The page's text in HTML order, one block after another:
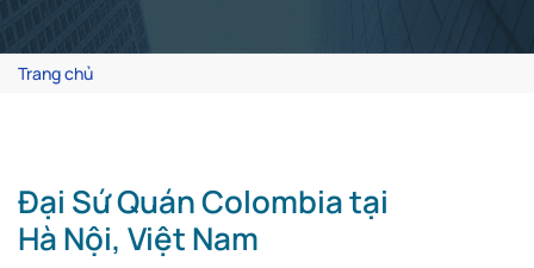
Trang chủ
Đại Sứ Quán Colombia tại
Hà Nội, Việt Nam